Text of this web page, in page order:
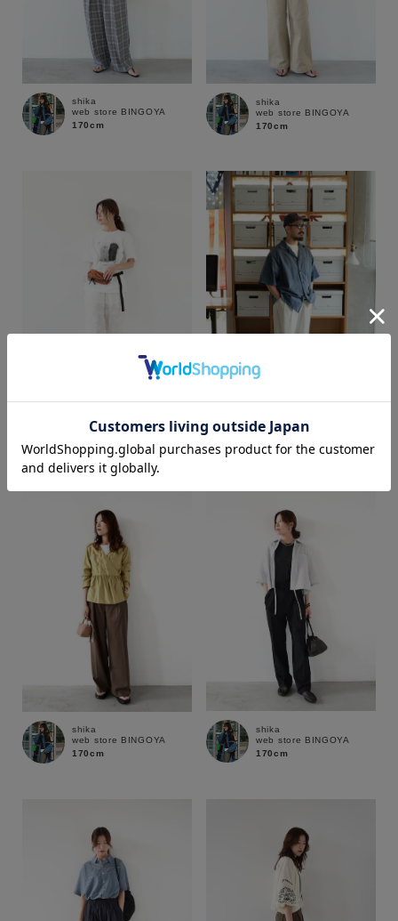
商品タイプ
通常商品 予約商品
セール価格 WEB限定
在庫あり 在庫なし含む
shika
web store BINGOYA
170cm
shika
web store BINGOYA
170cm
web store BINGOYA
web store BINGOYA
shika
web store BINGOYA
170cm
shika
web store BINGOYA
170cm